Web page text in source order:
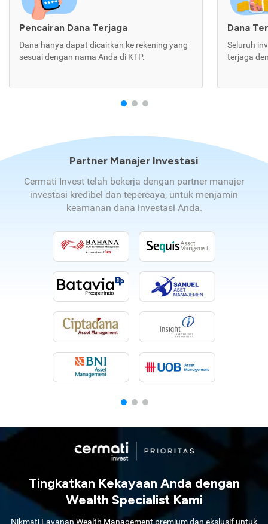
Pencairan Dana Terjaga
Dana hanya dapat dicairkan ke rekening yang
sesuai dengan nama Anda di KTP.
Dana
Seluruh
terjaga
Partner Manajer Investasi
Cermati Invest telah bekerja dengan partner manajer
investasi kredibel dan tepercaya, untuk menjamin
keamanan dana investasi Anda.
Tingkatkan Kekayaan Anda dengan
Wealth Specialist Kami
Nikmati Layanan Wealth Management premium dan ekslusif untuk